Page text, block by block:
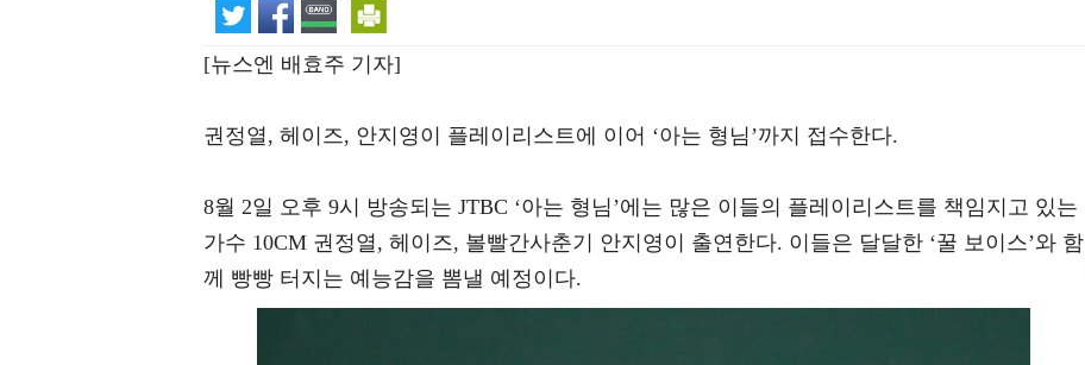
[뉴스엔 배효주 기자]
권정열, 헤이즈, 안지영이 플레이리스트에 이어 ‘아는 형님’까지 접수한다.
8월 2일 오후 9시 방송되는 JTBC ‘아는 형님’에는 많은 이들의 플레이리스트를 책임지고 있는
가수 10CM 권정열, 헤이즈, 볼빨간사춘기 안지영이 출연한다. 이들은 달달한 ‘꿀 보이스’와 함
께 빵빵 터지는 예능감을 뽐낼 예정이다.